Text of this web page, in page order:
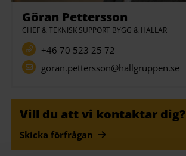
Göran Pettersson
CHEF & TEKNISK SUPPORT BYGG & HALLAR
+46 70 523 25 72
goran.pettersson@hallgruppen.se
Vill du att vi kontaktar dig?
Skicka förfrågan